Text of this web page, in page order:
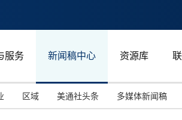
服务 新闻稿中心 资源库
区域 美通社头条 多媒体新闻稿